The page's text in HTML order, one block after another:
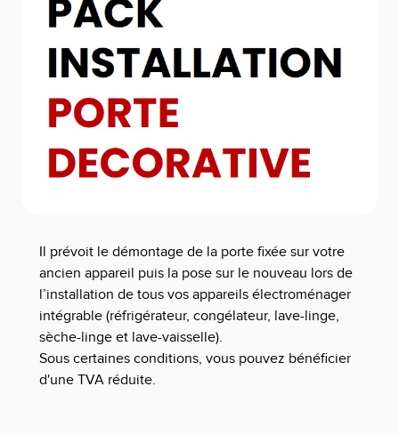
Il prévoit le démontage de la porte fixée sur votre
ancien appareil puis la pose sur le nouveau lors de
l’installation de tous vos appareils électroménager
intégrable (réfrigérateur, congélateur, lave-linge,
sèche-linge et lave-vaisselle).
Sous certaines conditions, vous pouvez bénéficier
d'une TVA réduite.